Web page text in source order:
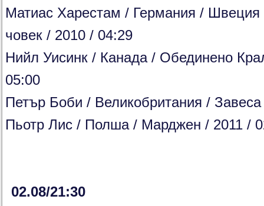
Матиас Харестам / Германия / Швеция
човек / 2010 / 04:29
Нийл Уисинк / Канада / Обединено
05:00
Петър Боби / Великобритания /
Пьотр Лис / Полша / Марджен / 2011 /
02.08/21:30